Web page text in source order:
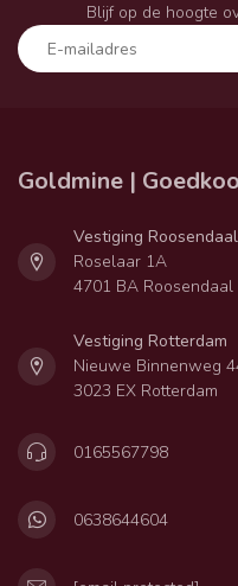
Blijf op de hoogte
Goldmine |
Vestiging Roosendaal
Roselaar 1A
4701 BA Roosendaal
Vestiging Rotterdam
Nieuwe Binnenweg
3023 EX Rotterdam
0165567798
0638644604